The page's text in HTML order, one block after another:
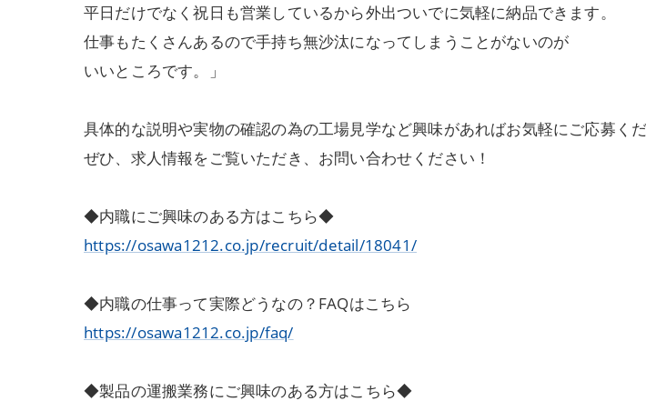
平日だけでなく祝日も営業しているから外出ついでに気軽に納品できます。
仕事もたくさんあるので手持ち無沙汰になってしまうことがないのが
いいところです。」
具体的な説明や実物の確認の為の工場見学など興味があればお気軽にご応募くだ
ぜひ、求人情報をご覧いただき、お問い合わせください！
◆内職にご興味のある方はこちら◆
https://osawa1212.co.jp/recruit/detail/18041/
◆内職の仕事って実際どうなの？FAQはこちら
https://osawa1212.co.jp/faq/
◆製品の運搬業務にご興味のある方はこちら◆